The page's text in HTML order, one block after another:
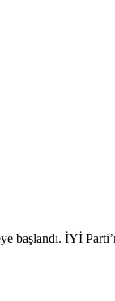
başlandı. İYİ